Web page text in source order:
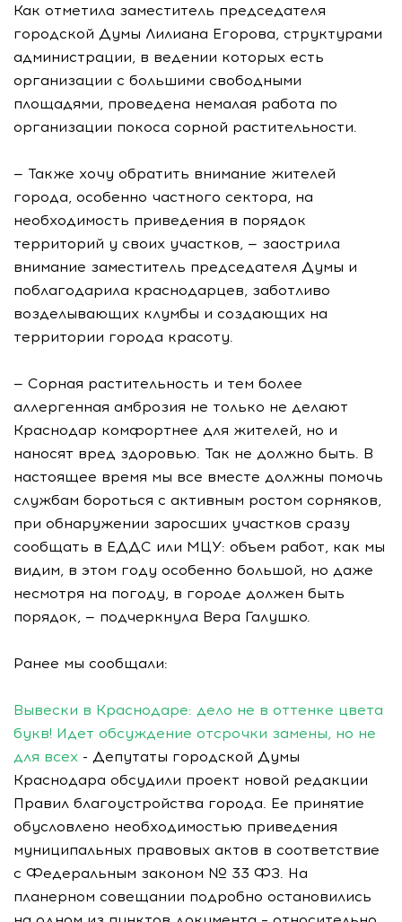
Как отметила заместитель председателя
городской Думы Лилиана Егорова, структурами
администрации, в ведении которых есть
организации с большими свободными
площадями, проведена немалая работа по
организации покоса сорной растительности.
— Также хочу обратить внимание жителей
города, особенно частного сектора, на
необходимость приведения в порядок
территорий у своих участков, — заострила
внимание заместитель председателя Думы и
поблагодарила краснодарцев, заботливо
возделывающих клумбы и создающих на
территории города красоту.
— Сорная растительность и тем более
аллергенная амброзия не только не делают
Краснодар комфортнее для жителей, но и
наносят вред здоровью. Так не должно быть. В
настоящее время мы все вместе должны помочь
службам бороться с активным ростом сорняков,
при обнаружении заросших участков сразу
сообщать в ЕДДС или МЦУ: объем работ, как мы
видим, в этом году особенно большой, но даже
несмотря на погоду, в городе должен быть
порядок, — подчеркнула Вера Галушко.
Ранее мы сообщали:
Вывески в Краснодаре: дело не в оттенке цвета
букв! Идет обсуждение отсрочки замены, но не
для всех - Депутаты городской Думы
Краснодара обсудили проект новой редакции
Правил благоустройства города. Ее принятие
обусловлено необходимостью приведения
муниципальных правовых актов в соответствие
с Федеральным законом № 33 ФЗ. На
планерном совещании подробно остановились